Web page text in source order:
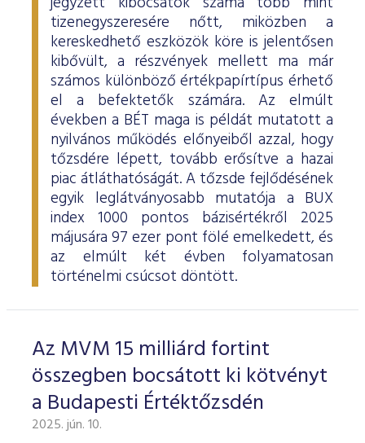
tizenegyszeresére nőtt, miközben a
kereskedhető eszközök köre is jelentősen
kibővült, a részvények mellett ma már
számos különböző értékpapírtípus érhető
el a befektetők számára. Az elmúlt
években a BÉT maga is példát mutatott a
nyilvános működés előnyeiből azzal, hogy
tőzsdére lépett, tovább erősítve a hazai
piac átláthatóságát. A tőzsde fejlődésének
egyik leglátványosabb mutatója a BUX
index 1000 pontos bázisértékről 2025
májusára 97 ezer pont fölé emelkedett, és
az elmúlt két évben folyamatosan
történelmi csúcsot döntött.
Az MVM 15 milliárd fortint
összegben bocsátott ki kötvényt
a Budapesti Értéktőzsdén
2025. jún. 10.